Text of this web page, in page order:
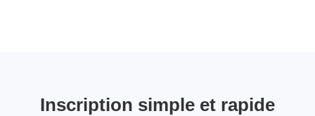
Inscription simple et rapide